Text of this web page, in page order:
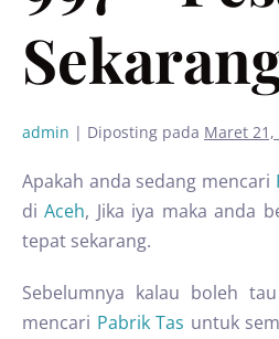
admin | Diposting pada Maret 21,
Apakah anda sedang mencari
diAceh, Jika iya maka anda
tepat sekarang.
Sebelumnya kalau boleh
mencari Pabrik Tas untuk